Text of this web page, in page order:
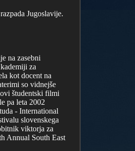
Jugoslavije.
na zasebni
za
kot docent na
so vidnejše
študentski filmi
pa leta 2002
- International
slovenskega
viktorja za
Annual South East